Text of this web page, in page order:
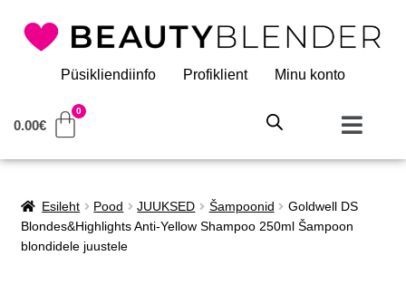
Püsikliendiinfo Profiklient Minu konto
0.00€
Esileht Pood JUUKSED Šampoonid
Goldwell DS
Blondes&Highlights Anti-Yellow Shampoo 250ml Šampoon
blondidele juustele